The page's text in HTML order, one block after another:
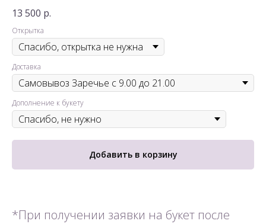
13 500 р.
Открытка
Доставка
Дополнение к букету
Добавить в корзину
*При получении заявки на букет после